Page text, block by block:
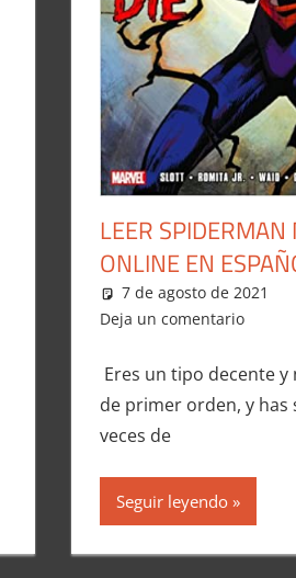
LEER
ONLINE EN
7 de agosto de 2021
Deja un comentario
Eres un tipo decente
de primer orden, y has
veces de
Seguir leyendo